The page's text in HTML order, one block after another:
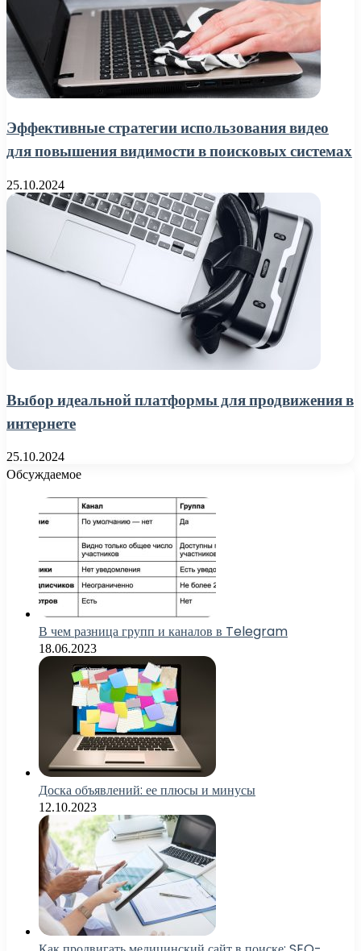
Эффективные стратегии использования видео
для повышения видимости в поисковых системах
25.10.2024
Выбор идеальной платформы для продвижения в
интернете
25.10.2024
Обсуждаемое
В чем разница групп и каналов в Telegram
18.06.2023
Доска объявлений: ее плюсы и минусы
12.10.2023